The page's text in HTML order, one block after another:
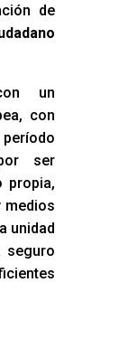
de
un
con
ser
propia,
medios
unidad
seguro